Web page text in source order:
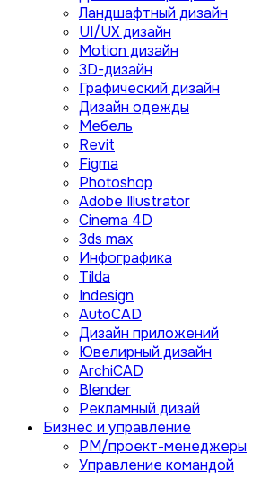
Ландшафтный дизайн
UI/UX дизайн
Motion дизайн
3D-дизайн
Графический дизайн
Дизайн одежды
Мебель
Revit
Figma
Photoshop
Adobe Illustrator
Сinema 4D
3ds max
Инфографика
Tilda
Indesign
AutoCAD
Дизайн приложений
Ювелирный дизайн
ArchiCAD
Blender
Рекламный дизай
Бизнес и управление
PM/проект-менеджеры
Управление командой